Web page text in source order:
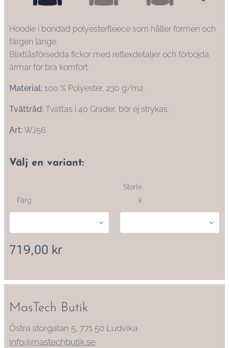
Hoodie i bondad polyesterfleece som håller formen och
färgen länge.
Blixtlåsförsedda fickor med reflexdetaljer och förböjda
ärmar för bra komfort.
Material: 100 % Polyester, 230 g/m2.
Tvättråd: Tvättas i 40 Grader, bör ej strykas.
Art:WJ56
Välj en variant:
Färg
Storle
k
719,00 kr
MasTech Butik
Östra storgatan 5, 771 50 Ludvika
info@mastechbutik.se